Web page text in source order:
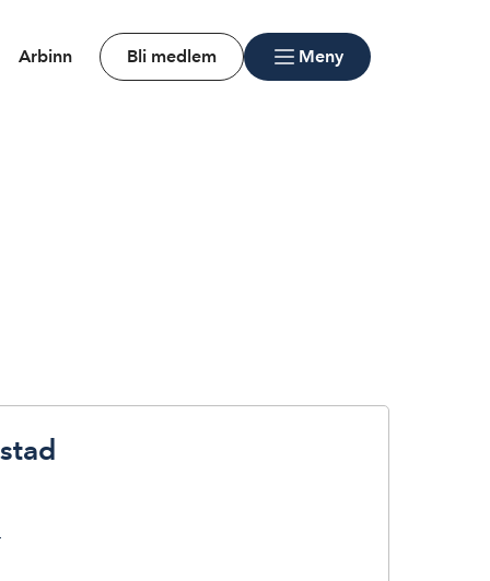
Arbinn Bli medlem Meny